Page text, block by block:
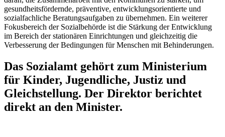
gesundheitsfördernde, präventive, entwicklungsorientierte und
sozialfachliche Beratungsaufgaben zu übernehmen. Ein weiterer
Fokusbereich der Sozialbehörde ist die Stärkung der Entwicklung
im Bereich der stationären Einrichtungen und gleichzeitig die
Verbesserung der Bedingungen für Menschen mit Behinderungen.
Das Sozialamt gehört zum Ministerium
für Kinder, Jugendliche, Justiz und
Gleichstellung. Der Direktor berichtet
direkt an den Minister.